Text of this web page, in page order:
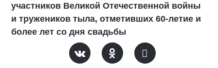
участников Великой Отечественной войны
и тружеников тыла, отметивших 60-летие и
более лет со дня свадьбы